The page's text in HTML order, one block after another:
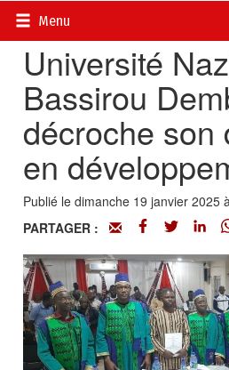
Menu
Accueil>
Université
Bassirou
décroche son
en
Publié le dimanche 19 janvier 2025
PARTAGER :